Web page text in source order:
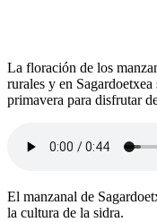
La floración de los
rurales y en
primavera para disfrutar
El manzanal de
la cultura de la sidra.